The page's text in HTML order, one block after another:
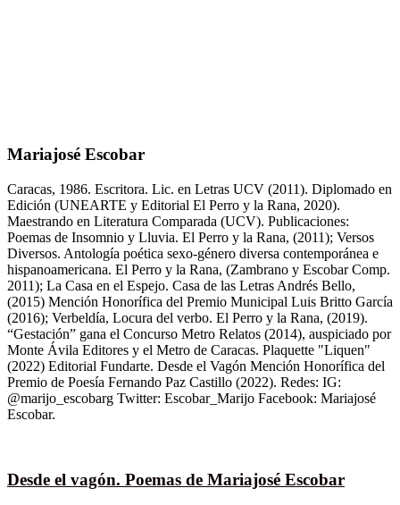
Mariajosé Escobar
Caracas, 1986. Escritora. Lic. en Letras UCV (2011). Diplomado en
Edición (UNEARTE y Editorial El Perro y la Rana, 2020).
Maestrando en Literatura Comparada (UCV). Publicaciones:
Poemas de Insomnio y Lluvia. El Perro y la Rana, (2011); Versos
Diversos. Antología poética sexo-género diversa contemporánea e
hispanoamericana. El Perro y la Rana, (Zambrano y Escobar Comp.
2011); La Casa en el Espejo. Casa de las Letras Andrés Bello,
(2015) Mención Honorífica del Premio Municipal Luis Britto García
(2016); Verbeldía, Locura del verbo. El Perro y la Rana, (2019).
“Gestación” gana el Concurso Metro Relatos (2014), auspiciado por
Monte Ávila Editores y el Metro de Caracas. Plaquette "Liquen"
(2022) Editorial Fundarte. Desde el Vagón Mención Honorífica del
Premio de Poesía Fernando Paz Castillo (2022). Redes: IG:
@marijo_escobarg Twitter: Escobar_Marijo Facebook: Mariajosé
Escobar.
Desde el vagón. Poemas de Mariajosé Escobar